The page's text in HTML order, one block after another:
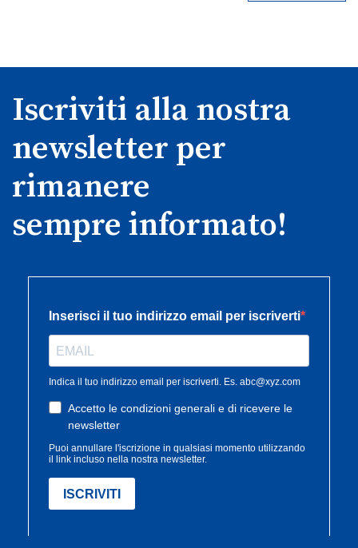
Iscriviti alla nostra
newsletter per
rimanere
sempre informato!